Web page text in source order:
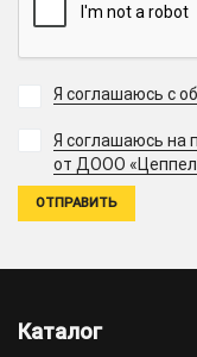
Я соглашаюсь с
Я соглашаюсь на
от ДООО
Каталог